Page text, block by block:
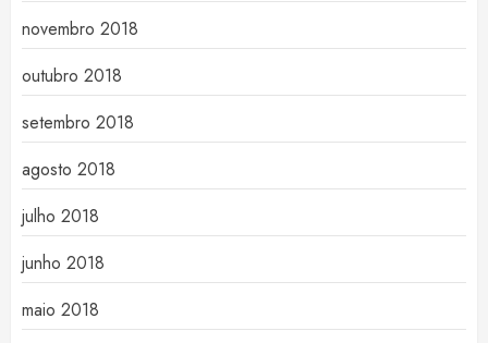
novembro 2018
outubro 2018
setembro 2018
agosto 2018
julho 2018
junho 2018
maio 2018